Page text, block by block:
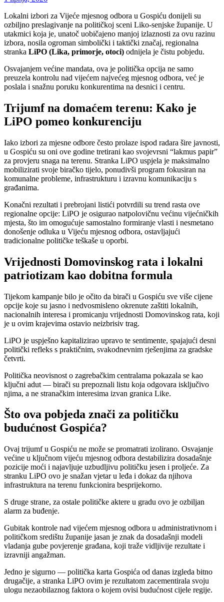
Lokalni izbori za Vijeće mjesnog odbora u Gospiću donijeli su
ozbiljno preslagivanje na političkoj sceni Liko-senjske županije. U
utakmici koja je, unatoč uobičajeno manjoj izlaznosti za ovu razinu
izbora, nosila ogroman simbolički i taktički značaj, regionalna
stranka LiPO (Lika, primorje, otoci) odnijela je čistu pobjedu.
Osvajanjem većine mandata, ova je politička opcija ne samo
preuzela kontrolu nad vijećem najvećeg mjesnog odbora, već je
poslala i snažnu poruku konkurentima na desnici i centru.
Trijumf na domaćem terenu: Kako je
LiPO pomeo konkurenciju
Iako izbori za mjesne odbore često prolaze ispod radara šire javnosti,
u Gospiću su oni ove godine tretirani kao svojevrsni “lakmus papir”
za provjeru snaga na terenu. Stranka LiPO uspjela je maksimalno
mobilizirati svoje biračko tijelo, ponudivši program fokusiran na
komunalne probleme, infrastrukturu i izravnu komunikaciju s
građanima.
Konačni rezultati i prebrojani listići potvrdili su trend rasta ove
regionalne opcije: LiPO je osigurao natpolovičnu većinu vijećničkih
mjesta, što im omogućuje samostalno formiranje vlasti i nesmetano
donošenje odluka u Vijeću mjesnog odbora, ostavljajući
tradicionalne političke teškaše u oporbi.
Vrijednosti Domovinskog rata i lokalni
patriotizam kao dobitna formula
Tijekom kampanje bilo je očito da birači u Gospiću sve više cijene
opcije koje su jasno i nedvosmisleno okrenute zaštiti lokalnih,
nacionalnih interesa i promicanju vrijednosti Domovinskog rata, koji
je u ovim krajevima ostavio neizbrisiv trag.
LiPO je uspješno kapitalizirao upravo te sentimente, spajajući desni
politički refleks s praktičnim, svakodnevnim rješenjima za gradske
četvrti.
Politička neovisnost o zagrebačkim centralama pokazala se kao
ključni adut — birači su prepoznali listu koja odgovara isključivo
njima, a ne stranačkim interesima izvan granica Like.
Što ova pobjeda znači za političku
budućnost Gospića?
Ovaj trijumf u Gospiću ne može se promatrati izolirano. Osvajanje
većine u ključnom vijeću mjesnog odbora destabilizira dosadašnje
pozicije moći i najavljuje uzbudljivu političku jesen i proljeće. Za
stranku LiPO ovo je snažan vjetar u leđa i dokaz da njihova
infrastruktura na terenu funkcionira besprijekorno.
S druge strane, za ostale političke aktere u gradu ovo je ozbiljan
alarm za buđenje.
Gubitak kontrole nad vijećem mjesnog odbora u administrativnom i
političkom središtu županije jasan je znak da dosadašnji modeli
vladanja gube povjerenje građana, koji traže vidljivije rezultate i
izravniji angažman.
Jedno je sigurno — politička karta Gospića od danas izgleda bitno
drugačije, a stranka LiPO ovim je rezultatom zacementirala svoju
ulogu nezaobilaznog faktora o kojem ovisi budućnost cijele regije.